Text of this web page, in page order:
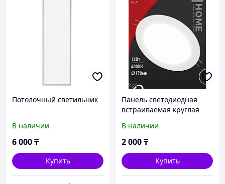
Потолочный светильник
В наличии
6 000₸
Купить
Панель светодиодная
встраиваемая круглая
840Лм 170мм белая IP40
IN HOME
В наличии
2 000₸
Купить